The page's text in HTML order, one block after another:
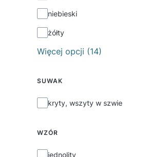
niebieski
żółty
Więcej opcji (14)
SUWAK
Suwak
kryty, wszyty w szwie
WZÓR
Wzórjednolity